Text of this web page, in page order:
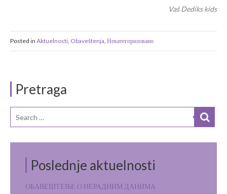
Pretraga
Poslednje aktuelnosti
ОБАВЕШТЕЊЕ О НЕРАДНИМ ДАНИМА
Vaš Dediks kids
Posted in Aktuelnosti, Obaveštenja, Некатегоризовано